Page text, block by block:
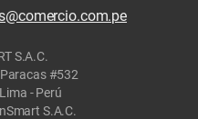
S.A.C.
#532
- Perú
S.A.C.